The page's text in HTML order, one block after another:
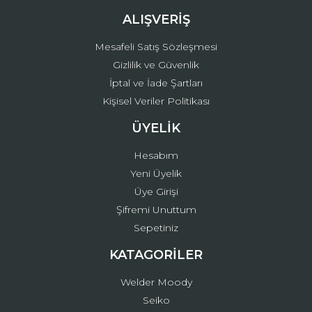
ALIŞVERİŞ
Mesafeli Satış Sözleşmesi
Gizlilik ve Güvenlik
İptal ve İade Şartları
Kişisel Veriler Politikası
ÜYELİK
Hesabım
Yeni Üyelik
Üye Girişi
Şifremi Unuttum
Sepetiniz
KATAGORİLER
Welder Moody
Seiko